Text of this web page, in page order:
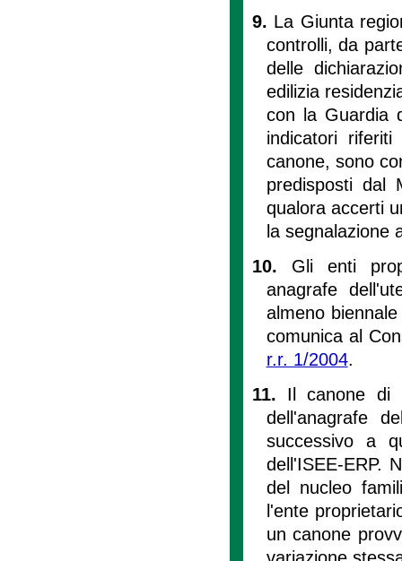
9. La Giunta
controlli, da
delle
edilizia
con la Guardia
indicatori
canone, sono
predisposti dal
qualora accerti
la segnalazione
10. Gli enti
anagrafe
almeno
comunica al
r.r. 1/2004.
11. Il canone di
dell'anagrafe
successivo a
dell'ISEE-ERP.
del nucleo
l'ente
un canone